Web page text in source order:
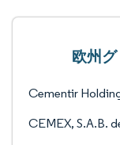
欧州
Cementir
CEMEX, S.A.B.